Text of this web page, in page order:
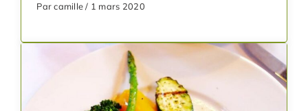
Par camille / 1 mars 2020